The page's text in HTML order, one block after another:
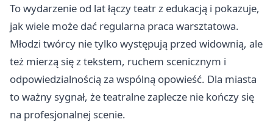
To wydarzenie od lat łączy teatr z edukacją i pokazuje,
jak wiele może dać regularna praca warsztatowa.
Młodzi twórcy nie tylko występują przed widownią, ale
też mierzą się z tekstem, ruchem scenicznym i
odpowiedzialnością za wspólną opowieść. Dla miasta
to ważny sygnał, że teatralne zaplecze nie kończy się
na profesjonalnej scenie.